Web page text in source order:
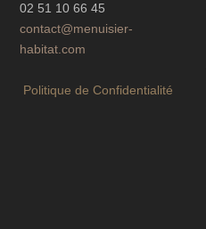
02 51 10 66 45
contact@menuisier-
habitat.com
Politique de Confidentialité